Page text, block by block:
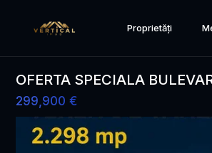
Proprietăți
OFERTA SPECIALA
299,900 €